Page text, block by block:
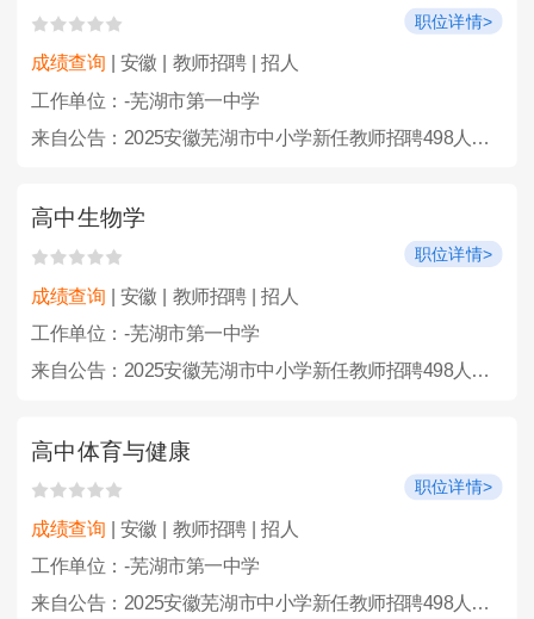
职位详情>
成绩查询 | 安徽 | 教师招聘 | 招人
工作单位：-芜湖市第一中学
来自公告：2025安徽芜湖市中小学新任教师招聘498人公告
高中生物学
职位详情>
成绩查询 | 安徽 | 教师招聘 | 招人
工作单位：-芜湖市第一中学
来自公告：2025安徽芜湖市中小学新任教师招聘498人公告
高中体育与健康
职位详情>
成绩查询 | 安徽 | 教师招聘 | 招人
工作单位：-芜湖市第一中学
来自公告：2025安徽芜湖市中小学新任教师招聘498人公告